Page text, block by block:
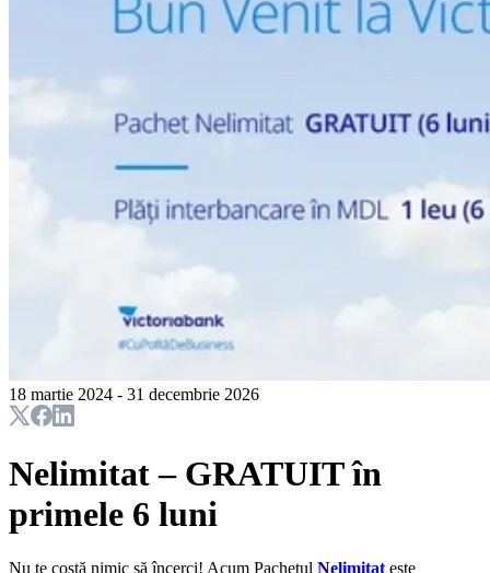
18 martie 2024 - 31 decembrie 2026
Nelimitat – GRATUIT în
primele 6 luni
Nu te costă nimic să încerci! Acum Pachetul Nelimitat este